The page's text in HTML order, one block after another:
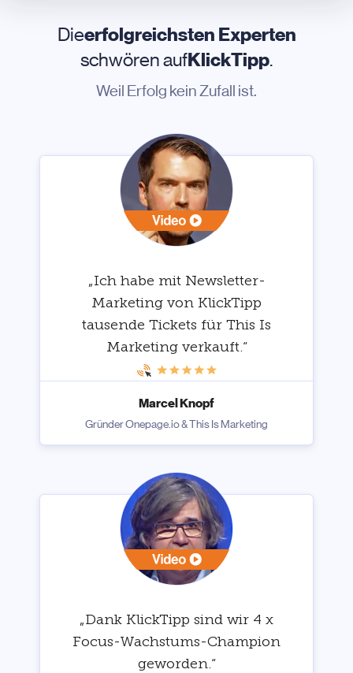
Dieerfolgreichsten Experten
schwören aufKlickTipp.
Weil Erfolg kein Zufall ist.
„Ich habe mit Newsletter-
Marketing von KlickTipp
tausende Tickets für This Is
Marketing verkauft.“
Marcel Knopf
Gründer Onepage.io & This Is Marketing
„Dank KlickTipp sind wir 4 x
Focus-Wachstums-Champion
geworden.“